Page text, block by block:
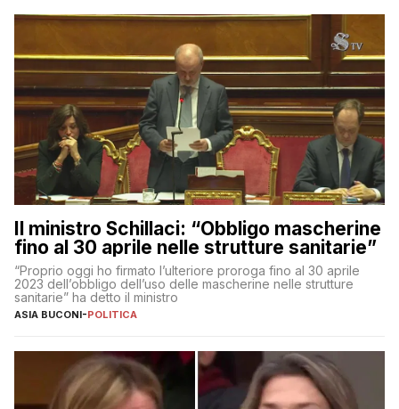
Il ministro Schillaci: “Obbligo mascherine
fino al 30 aprile nelle strutture sanitarie”
“Proprio oggi ho firmato l’ulteriore proroga fino al 30 aprile
2023 dell’obbligo dell’uso delle mascherine nelle strutture
sanitarie” ha detto il ministro
ASIA BUCONI-POLITICA